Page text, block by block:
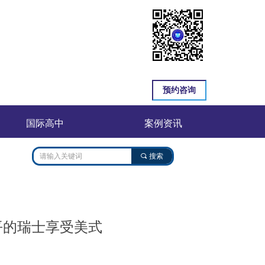
预约咨询
国际高中 案例资讯
끠 搜索
瑞士享受美式